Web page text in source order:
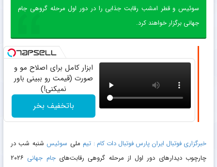
سوئیس و قطر امشب رقابت جذابی را در دور اول مرحله گروهی جام
جهانی برگزار خواهند کرد.
ابزار کامل برای اصلاح مو و
صورت (قیمت رو ببینی باور
نمیکنی!)
باتخفیف بخر
خبرگزاری فوتبال ایران پارس فوتبال دات کام : تیمملی سوئیس شنبه شب در
چارچوب دیدارهای دور اول از مرحله گروهی رقابت‌هایجام جهانی ۲۰۲۶